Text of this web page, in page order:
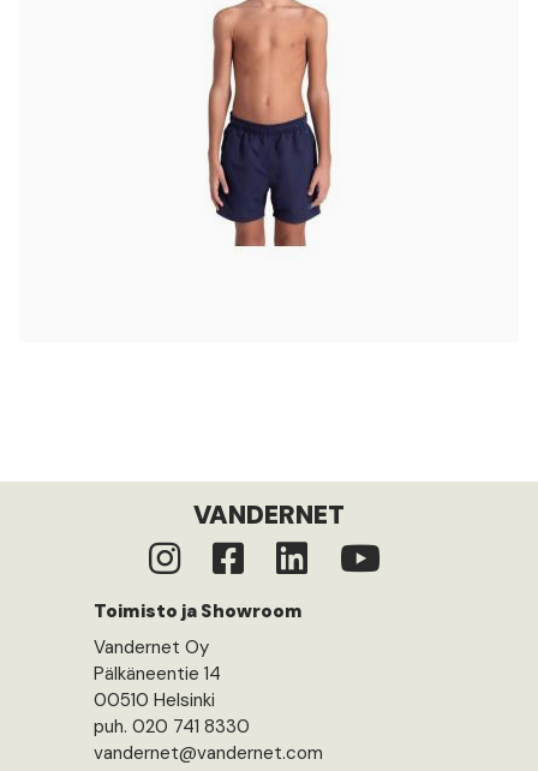
VANDERNET
Toimisto ja Showroom
Vandernet Oy
Pälkäneentie 14
00510 Helsinki
puh. 020 741 8330
vandernet@vandernet.com